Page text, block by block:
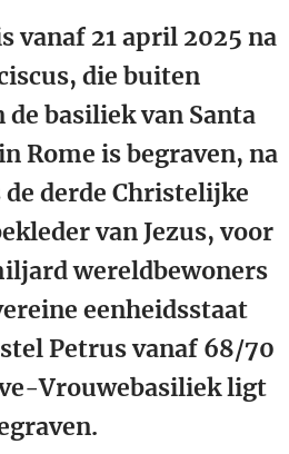
vanaf 21 april 2025 na
die buiten
basiliek van Santa
Rome is begraven, na
derde Christelijke
van Jezus, voor
wereldbewoners
eenheidsstaat
Petrus vanaf 68/70
Vrouwebasiliek ligt